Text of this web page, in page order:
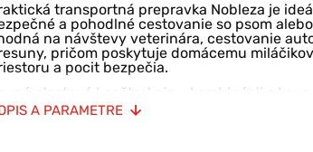
transportná prepravka Nobleza je
a pohodlné cestovanie so psom
na návštevy veterinára, cestovanie
pričom poskytuje domácemu
a pocit bezpečia.
plastová konštrukcia v kombinácii s
vysokú odolnosť a spoľahlivú
Dvierka sú vybavené bezpečnostným
A PARAMETRE